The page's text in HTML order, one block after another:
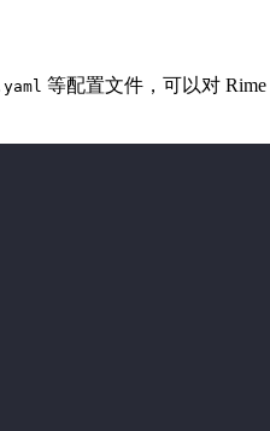
等配置文件，可以对